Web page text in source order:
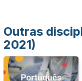
Outras
2021)